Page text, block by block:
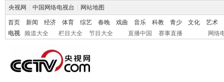
央视网 中国网络电视台 网站地图
首页 新闻 经济 体育 综艺 春晚 戏曲 音乐 科教 青少 文化
艺术
电视
频道大全 栏目大全 节目大全 直播中国 赛事直播 网络